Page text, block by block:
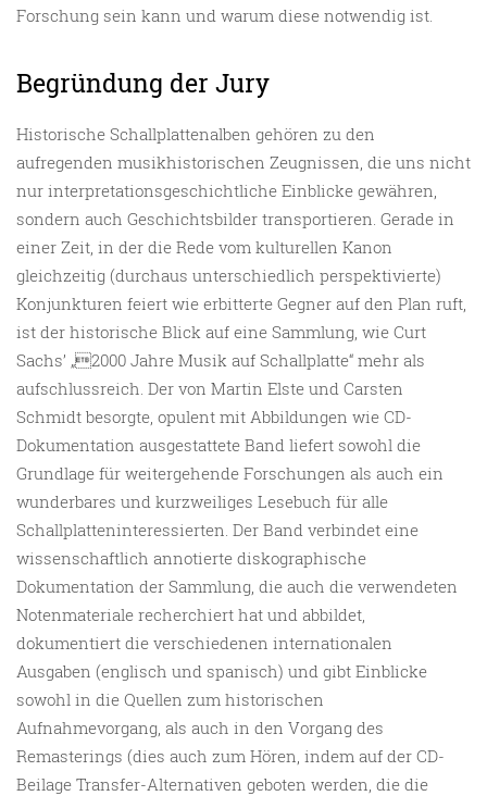
Forschung sein kann und warum diese notwendig ist.
Begründung der Jury
Historische Schallplattenalben gehören zu den
aufregenden musikhistorischen Zeugnissen, die uns nicht
nur interpretationsgeschichtliche Einblicke gewähren,
sondern auch Geschichtsbilder transportieren. Gerade in
einer Zeit, in der die Rede vom kulturellen Kanon
gleichzeitig (durchaus unterschiedlich perspektivierte)
Konjunkturen feiert wie erbitterte Gegner auf den Plan ruft,
ist der historische Blick auf eine Sammlung, wie Curt
Sachs’ „2000 Jahre Musik auf Schallplatte“ mehr als
aufschlussreich. Der von Martin Elste und Carsten
Schmidt besorgte, opulent mit Abbildungen wie CD-
Dokumentation ausgestattete Band liefert sowohl die
Grundlage für weitergehende Forschungen als auch ein
wunderbares und kurzweiliges Lesebuch für alle
Schallplatteninteressierten. Der Band verbindet eine
wissenschaftlich annotierte diskographische
Dokumentation der Sammlung, die auch die verwendeten
Notenmateriale recherchiert hat und abbildet,
dokumentiert die verschiedenen internationalen
Ausgaben (englisch und spanisch) und gibt Einblicke
sowohl in die Quellen zum historischen
Aufnahmevorgang, als auch in den Vorgang des
Remasterings (dies auch zum Hören, indem auf der CD-
Beilage Transfer-Alternativen geboten werden, die die